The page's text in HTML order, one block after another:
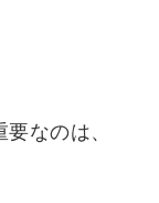
なのは、